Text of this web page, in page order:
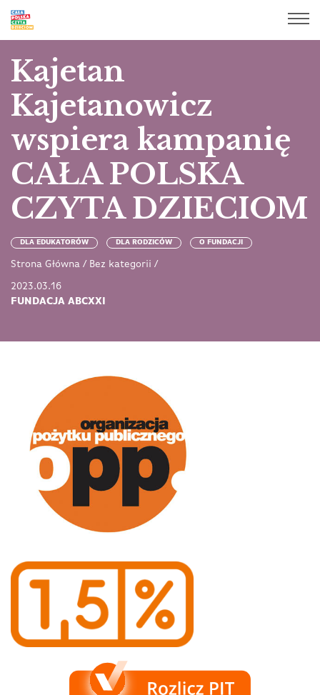
Kajetan
Kajetanowicz
wspiera kampanię
CAŁA POLSKA
CZYTA DZIECIOM
DLA EDUKATORÓW DLA RODZICÓW O FUNDACJI
Strona Główna / Bez kategorii /
2023.03.16
FUNDACJA ABCXXI